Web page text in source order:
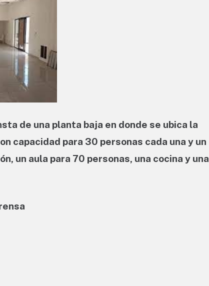
de una planta baja en donde se ubica la
capacidad para 30 personas cada una y un
un aula para 70 personas, una cocina y una